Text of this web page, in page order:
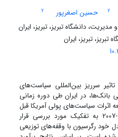
2 حسین اصغرپور
2
دانشگاه تبریز، تبریز، ایران
تبریز، ایران
سرریز بین‌المللی سیاست‌های
بانک‌ها، در ایران طی دوره زمانی
مطالعه اثرات سیاست‌های پولی آمریکا قبل
و بعد از بحران مالی 2008-2007 به تفکیک مورد بررسی قرار
خود رگرسیون با وقفه‌های توزیعی